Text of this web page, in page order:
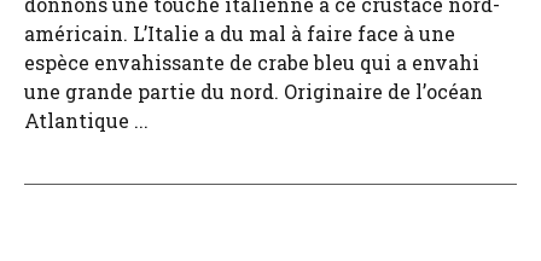
américain. L’Italie a du mal à faire face à une
espèce envahissante de crabe bleu qui a envahi
une grande partie du nord. Originaire de l’océan
Atlantique ...